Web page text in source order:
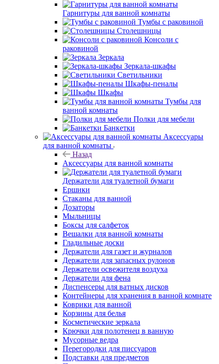
Гарнитуры для ванной комнаты
Тумбы с раковиной
Столешницы
Консоли с
раковиной
Зеркала
Зеркала-шкафы
Светильники
Шкафы-пеналы
Шкафы
Тумбы для
ванной комнаты
Полки для мебели
Банкетки
Аксессуары
для ванной комнаты
Назад
Аксессуары для ванной комнаты
Держатели для туалетной бумаги
Ершики
Стаканы для ванной
Дозаторы
Мыльницы
Боксы для салфеток
Вешалки для ванной комнаты
Гладильные доски
Держатели для газет и журналов
Держатели для запасных рулонов
Держатели освежителя воздуха
Держатели для фена
Диспенсеры для ватных дисков
Контейнеры для хранения в ванной комнате
Коврики для ванной
Корзины для белья
Косметические зеркала
Крючки для полотенец в ванную
Мусорные ведра
Перегородки для писсуаров
Подставки для предметов